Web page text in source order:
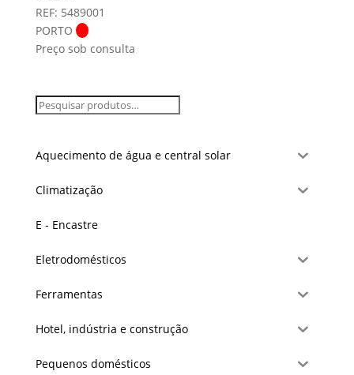
REF: 5489001
PORTO
Preço sob consulta
Aquecimento de água e central solar
Climatização
E - Encastre
Eletrodomésticos
Ferramentas
Hotel, indústria e construção
Pequenos domésticos